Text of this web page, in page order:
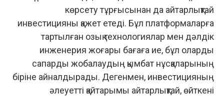
көрсету тұрғысынан да айтарлықтай
инвестицияны қажет етеді. Бұл платформаларға
тартылған озық технологиялар мен дәлдік
инженерия жоғары бағаға ие, бұл оларды
сапарды жобалаудың қымбат нұсқаларының
біріне айналдырады. Дегенмен, инвестицияның
әлеуетті қайтарымы айтарлықтай, өйткені